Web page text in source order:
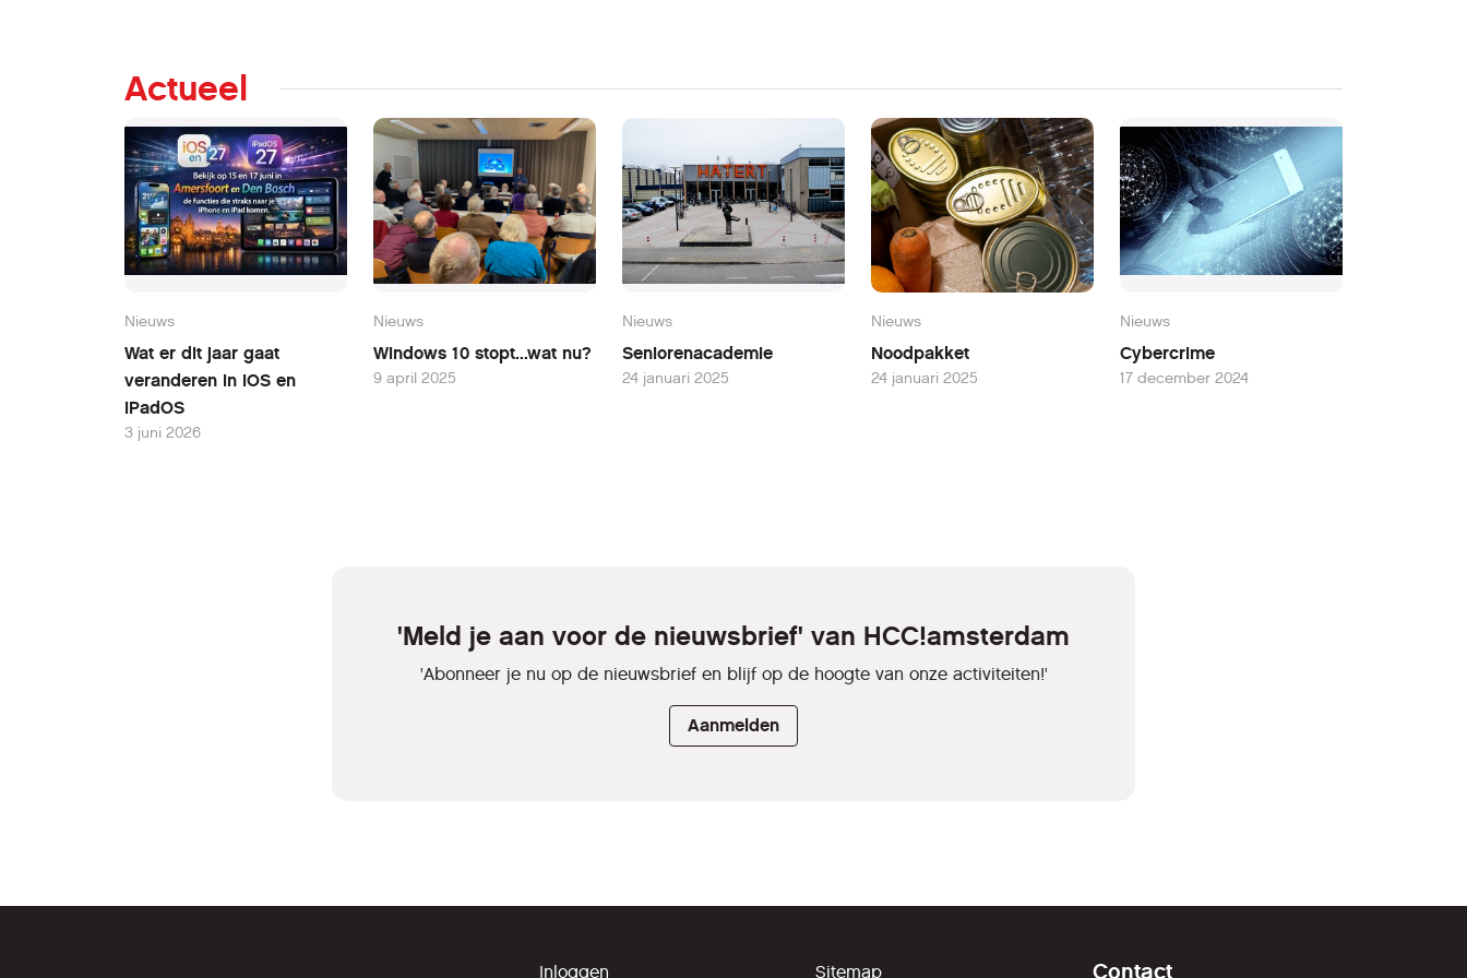
Actueel
Nieuws
Wat er dit jaar gaat
veranderen in iOS en
iPadOS
3 juni 2026
Nieuws
Windows 10 stopt...wat nu?
9 april 2025
Nieuws
Seniorenacademie
24 januari 2025
Nieuws
Noodpakket
24 januari 2025
Nieuws
Cybercrime
17 december 2024
'Meld je aan voor de nieuwsbrief' van HCC!amsterdam
'Abonneer je nu op de nieuwsbrief en blijf op de hoogte van onze activiteiten!'
Aanmelden
Inloggen Sitemap Contact